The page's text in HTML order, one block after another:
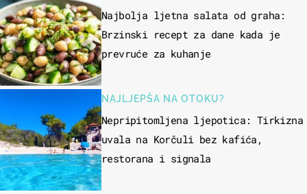
Najbolja ljetna salata od graha:
Brzinski recept za dane kada je
prevruće za kuhanje
NAJLJEPŠA NA OTOKU?
Nepripitomljena ljepotica: Tirkizna
uvala na Korčuli bez kafića,
restorana i signala